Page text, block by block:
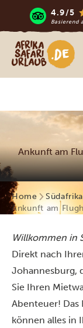
4.9/5
Basierend
Afrika Safari
Ankunft am
Home Südafrika
Ankunft am
Willkommen in
Direkt nach
Johannesburg,
Sie Ihren
Abenteuer! Das
können alles in